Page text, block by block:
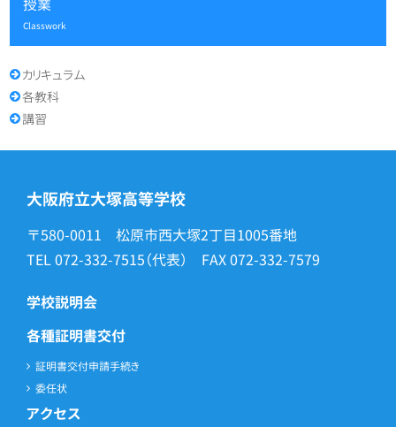
授業
Classwork
カリキュラム
各教科
講習
大阪府立大塚高等学校
〒580-0011 松原市西大塚2丁目1005番地
TEL072-332-7515（代表） FAX072-332-7579
学校説明会
各種証明書交付
証明書交付申請手続き
委任状
アクセス